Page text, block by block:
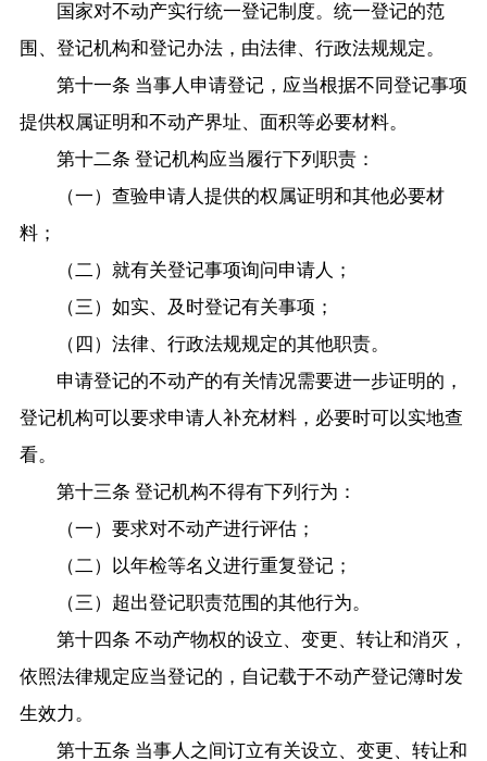
国家对不动产实行统一登记制度。统一登记的范
围、登记机构和登记办法，由法律、行政法规规定。
第十一条 当事人申请登记，应当根据不同登记事项
提供权属证明和不动产界址、面积等必要材料。
第十二条 登记机构应当履行下列职责：
（一）查验申请人提供的权属证明和其他必要材
料；
（二）就有关登记事项询问申请人；
（三）如实、及时登记有关事项；
（四）法律、行政法规规定的其他职责。
申请登记的不动产的有关情况需要进一步证明的，
登记机构可以要求申请人补充材料，必要时可以实地查
看。
第十三条 登记机构不得有下列行为：
（一）要求对不动产进行评估；
（二）以年检等名义进行重复登记；
（三）超出登记职责范围的其他行为。
第十四条 不动产物权的设立、变更、转让和消灭，
依照法律规定应当登记的，自记载于不动产登记簿时发
生效力。
第十五条 当事人之间订立有关设立、变更、转让和